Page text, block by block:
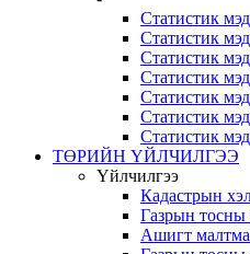
Статистик
Статистик
Статистик
Статистик
Статистик
Статистик
Статистик
ТӨРИЙН ҮЙЛЧИЛГЭЭ
Үйлчилгээ
Кадастрын
Газрын тосны
Ашигт